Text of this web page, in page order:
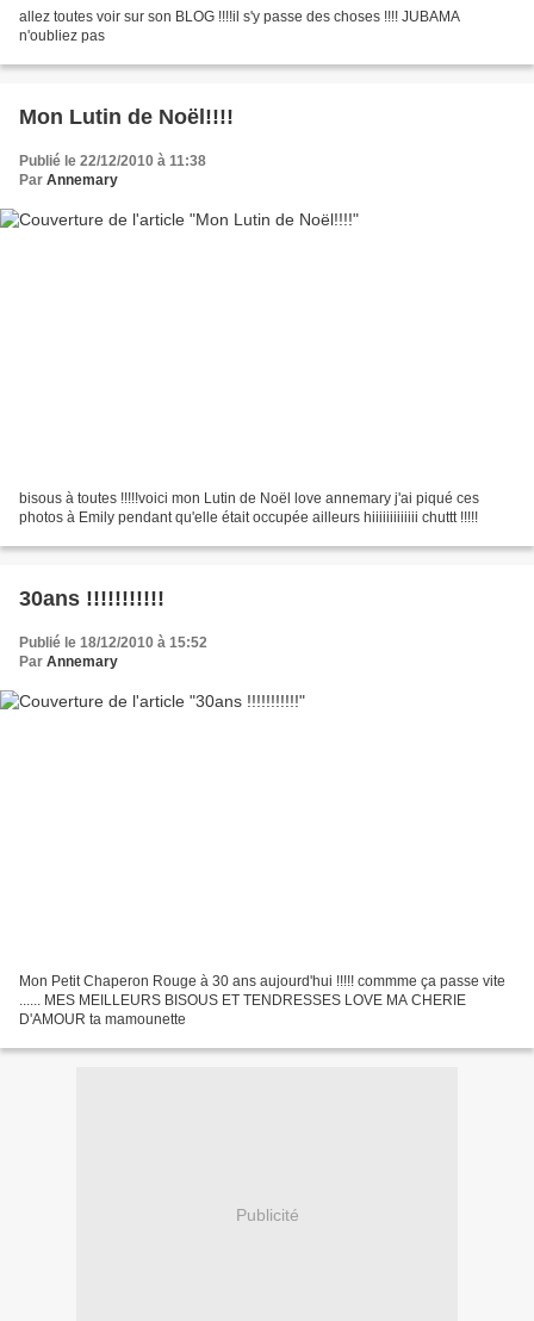
allez toutes voir sur son BLOG !!!!il s'y passe des choses !!!! JUBAMA
n'oubliez pas
Mon Lutin de Noël!!!!
Publié le 22/12/2010 à 11:38
Par Annemary
bisous à toutes !!!!!voici mon Lutin de Noël love annemary j'ai piqué ces
photos à Emily pendant qu'elle était occupée ailleurs hiiiiiiiiiiiii chuttt !!!!!
30ans !!!!!!!!!!!
Publié le 18/12/2010 à 15:52
Par Annemary
Mon Petit Chaperon Rouge à 30 ans aujourd'hui !!!!! commme ça passe vite
...... MES MEILLEURS BISOUS ET TENDRESSES LOVE MA CHERIE
D'AMOUR ta mamounette
Publicité